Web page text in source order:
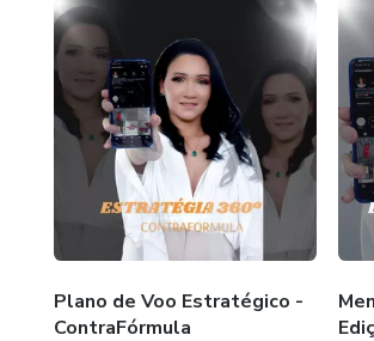
Plano de Voo Estratégico -
ContraFórmula